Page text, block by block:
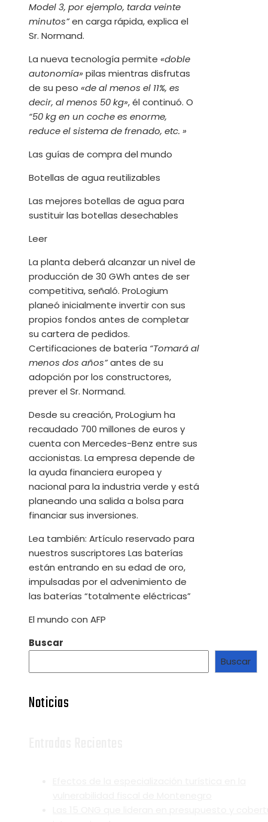
Model 3, por ejemplo, tarda veinte
minutos”en carga rápida, explica el
Sr. Normand.
La nueva tecnología permite «doble
autonomía»pilas mientras disfrutas
de su peso «de al menos el 11%, es
decir, al menos 50 kg», él continuó. O
“50 kg en un coche es enorme,
reduce el sistema de frenado, etc. »
Las guías de compra del mundo
Botellas de agua reutilizables
Las mejores botellas de agua para
sustituir las botellas desechables
Leer
La planta deberá alcanzar un nivel de
producción de 30 GWh antes de ser
competitiva, señaló. ProLogium
planeó inicialmente invertir con sus
propios fondos antes de completar
su cartera de pedidos.
Certificaciones de batería “Tomará al
menos dos años”antes de su
adopción por los constructores,
prever el Sr. Normand.
Desde su creación, ProLogium ha
recaudado 700 millones de euros y
cuenta con Mercedes-Benz entre sus
accionistas. La empresa depende de
la ayuda financiera europea y
nacional para la industria verde y está
planeando una salida a bolsa para
financiar sus inversiones.
Lea también: Artículo reservado para
nuestros suscriptores Las baterías
están entrando en su edad de oro,
impulsadas por el advenimiento de
las baterías “totalmente eléctricas”
El mundo con AFP
Buscar
Buscar
Noticias